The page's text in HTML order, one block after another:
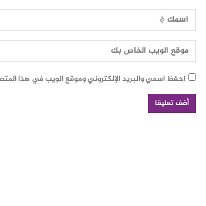
احفظ اسمي والبريد الإلكتروني وموقع الويب في هذا